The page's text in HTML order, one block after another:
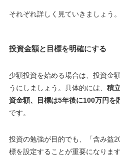
それぞれ詳しく見ていきましょう。
投資金額と目標を明確にする
少額投資を始める場合は、投資金
うにしましょう。具体的には、 積
資金額、目標は5年後に100万円を
です。
投資の勉強が目的でも、「含み益
標を設定することが重要になります